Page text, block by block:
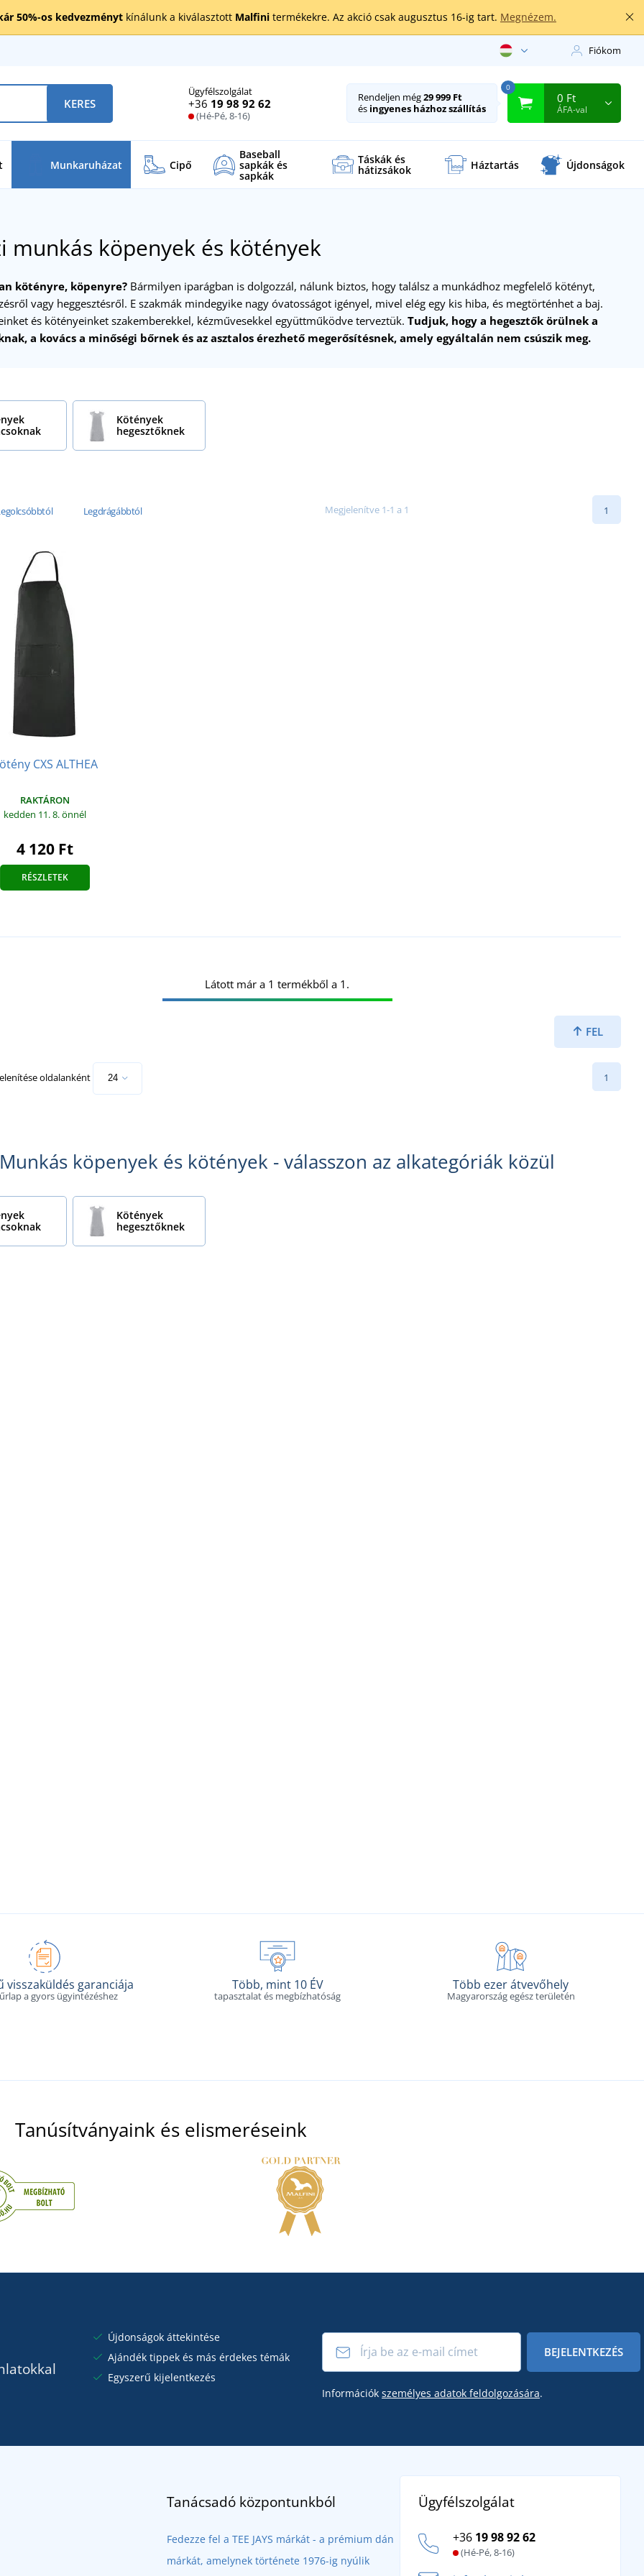
50%-os kedvezményt kínálunk a kiválasztott Malfini termékekre. Az akció csak augusztus 16-ig tart. Megnézem.
Fiókom
Ügyfélszolgálat
+36 19 98 92 62
(Hé-Pé, 8-16)
KERES Rendeljen még29 999 Ft
és ingyenes házhoz szállítás
0
0 Ft
ÁFA-val
Munkaruházat Cipő
Baseball
sapkák és
sapkák
Táskák és
hátizsákok Háztartás Újdonságok
munkás köpenyek és kötények
kötényre, köpenyre? Bármilyen iparágban is dolgozzál, nálunk biztos, hogy találsz a munkádhoz megfelelő kötényt,
vagy heggesztésről. E szakmák mindegyike nagy óvatosságot igényel, mivel elég egy kis hiba, és megtörténhet a baj.
és kötényeinket szakemberekkel, kézművesekkel együttműködve terveztük. Tudjuk, hogy a hegesztők örülnek a
a kovács a minőségi bőrnek és az asztalos érezhető megerősítésnek, amely egyáltalán nem csúszik meg.
Kötények
hegesztőknek
Legdrágábbtól Megjelenítve 1-1 a 1 1
CXS ALTHEA
RAKTÁRON
kedden 11. 8.önnél
4 120 Ft
RÉSZLETEK
FEL
Látott már a 1 termékből a 1.
oldalanként 1
Munkás köpenyek és kötények - válasszon az alkategóriák közül
Kötények
hegesztőknek
visszaküldés garanciája
a gyors ügyintézéshez
Több, mint 10 ÉV
tapasztalat és megbízhatóság
Több ezer átvevőhely
Magyarország egész területén
Tanúsítványaink és elismeréseink
Újdonságok áttekintése
Ajándék tippek és más érdekes témák
Egyszerű kijelentkezés
BEJELENTKEZÉS
Információk személyes adatok feldolgozására.
Tanácsadó központunkból
Fedezze fel a TEE JAYS márkát - a prémium dán
márkát, amelynek története 1976-ig nyúlik
Ügyfélszolgálat
+36 19 98 92 62
(Hé-Pé, 8-16)